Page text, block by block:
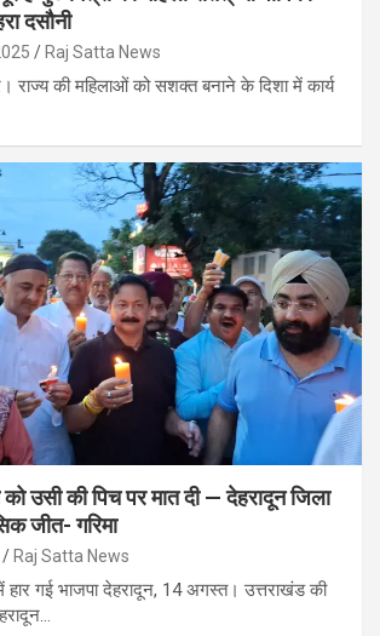
दसौनी
Raj Satta News
राज्य की महिलाओं को सशक्त बनाने के दिशा में कार्य
उसी की पिच पर मात दी — देहरादून जिला
जीत- गरिमा
Raj Satta News
गई भाजपा देहरादून, 14 अगस्त। उत्तराखंड की